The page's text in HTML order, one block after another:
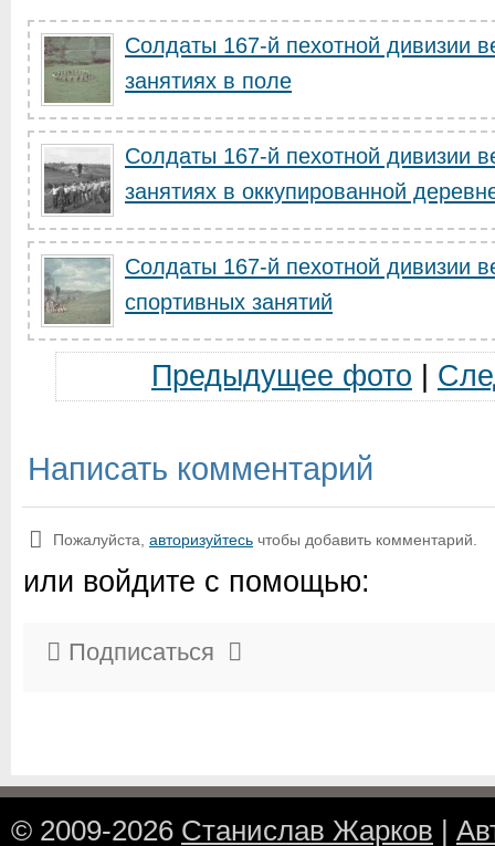
Солдаты 167-й пехотной дивизии
занятиях в поле
Солдаты 167-й пехотной дивизии
занятиях в оккупированной
Солдаты 167-й пехотной дивизии
спортивных занятий
Предыдущее фото
Написать комментарий
Пожалуйста, авторизуйтесь чтобы добавить комментарий.
или войдите с помощью:
Подписаться
© 2009-2026 Станислав Жарков |